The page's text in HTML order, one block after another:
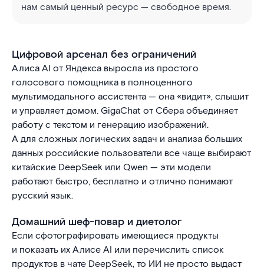
нам самый ценный ресурс — свободное время.
Цифровой арсенал без ограничений
Алиса AI от Яндекса выросла из простого
голосового помощника в полноценного
мультимодального ассистента — она «видит», слышит
и управляет домом. GigaChat от Сбера объединяет
работу с текстом и генерацию изображений.
А для сложных логических задач и анализа больших
данных российские пользователи все чаще выбирают
китайские DeepSeek или Qwen — эти модели
работают быстро, бесплатно и отлично понимают
русский язык.
Домашний шеф-повар и диетолог
Если сфотографировать имеющиеся продукты
и показать их Алисе AI или перечислить список
продуктов в чате DeepSeek, то ИИ не просто выдаст